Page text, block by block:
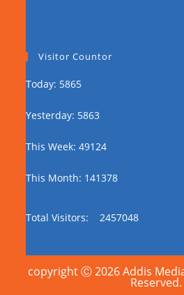
Visitor Countor
Today: 5865
Yesterday: 5863
This Week: 49124
This Month: 141378
Total Visitors: 2457048
copyright Ⓒ 2026 Addis
Reserved.